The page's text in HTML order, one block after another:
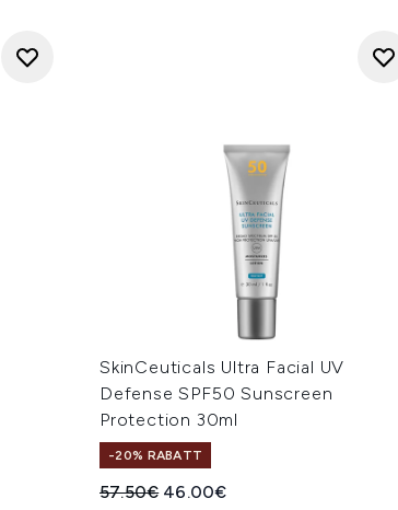
SkinCeuticals Ultra Facial UV
Defense SPF50 Sunscreen
Protection 30ml
-20% RABATT
Unverbindliche Preisempfehlung:
57.50€ Aktueller Preis:
46.00€